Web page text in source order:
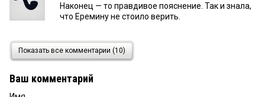
Наконец — то правдивое пояснение. Так и знала,
что Еремину не стоило верить.
22 марта 2017 в 20:39:
Я был у этих прудов, ничего там не воняет, зачем
съездить и убедиться
Показать все комментарии (10)
Ваш комментарий